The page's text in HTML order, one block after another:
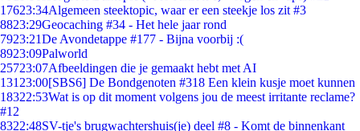
17623:34Algemeen steektopic, waar er een steekje los zit #3
8823:29Geocaching #34 - Het hele jaar rond
7923:21De Avondetappe #177 - Bijna voorbij :(
8923:09Palworld
25723:07Afbeeldingen die je gemaakt hebt met AI
131 23:00[SBS6] De Bondgenoten #318 Een klein kusje moet kunnen
18322:53Wat is op dit moment volgens jou de meest irritante reclame?
#12
8322:48SV-tje's brugwachtershuis(je) deel #8 - Komt de binnenkant